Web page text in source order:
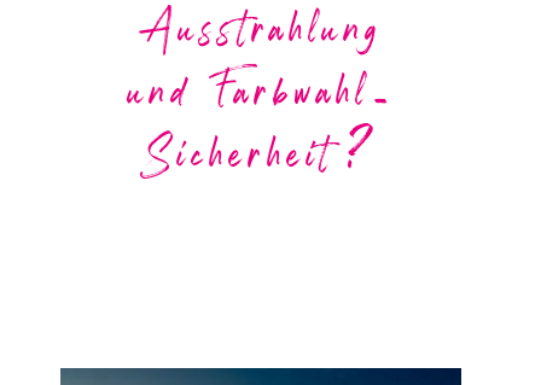
Ausstrahlung
und Farbwahl-
Sicherheit?